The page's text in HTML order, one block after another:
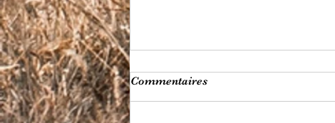
Commentaires